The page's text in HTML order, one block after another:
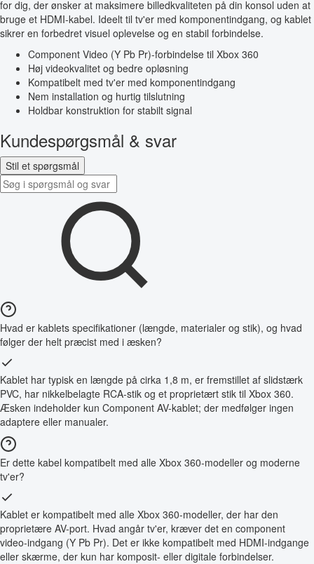
for dig, der ønsker at maksimere billedkvaliteten på din konsol uden at
bruge et HDMI-kabel. Ideelt til tv'er med komponentindgang, og kablet
sikrer en forbedret visuel oplevelse og en stabil forbindelse.
Component Video (Y Pb Pr)-forbindelse til Xbox 360
Høj videokvalitet og bedre opløsning
Kompatibelt med tv'er med komponentindgang
Nem installation og hurtig tilslutning
Holdbar konstruktion for stabilt signal
Kundespørgsmål & svar
Stil et spørgsmål
Hvad er kablets specifikationer (længde, materialer og stik), og hvad
følger der helt præcist med i æsken?
Kablet har typisk en længde på cirka 1,8 m, er fremstillet af slidstærk
PVC, har nikkelbelagte RCA-stik og et proprietært stik til Xbox 360.
Æsken indeholder kun Component AV-kablet; der medfølger ingen
adaptere eller manualer.
Er dette kabel kompatibelt med alle Xbox 360-modeller og moderne
tv'er?
Kablet er kompatibelt med alle Xbox 360-modeller, der har den
proprietære AV-port. Hvad angår tv'er, kræver det en component
video-indgang (Y Pb Pr). Det er ikke kompatibelt med HDMI-indgange
eller skærme, der kun har komposit- eller digitale forbindelser.